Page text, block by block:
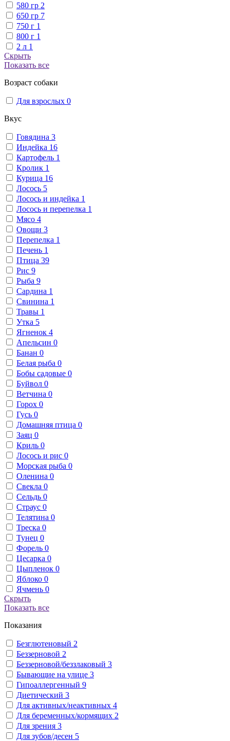
580 гр 2
650 гр 7
750 г 1
800 г 1
2 л 1
Скрыть
Показать все
Возраст собаки
Для взрослых 0
Вкус
Говядина 3
Индейка 16
Картофель 1
Кролик 1
Курица 16
Лосось 5
Лосось и индейка 1
Лосось и перепелка 1
Мясо 4
Овощи 3
Перепелка 1
Печень 1
Птица 39
Рис 9
Рыба 9
Сардина 1
Свинина 1
Травы 1
Утка 5
Ягненок 4
Апельсин 0
Банан 0
Белая рыба 0
Бобы садовые 0
Буйвол 0
Ветчина 0
Горох 0
Гусь 0
Домашняя птица 0
Заяц 0
Криль 0
Лосось и рис 0
Морская рыба 0
Оленина 0
Свекла 0
Сельдь 0
Страус 0
Телятина 0
Треска 0
Тунец 0
Форель 0
Цесарка 0
Цыпленок 0
Яблоко 0
Ячмень 0
Скрыть
Показать все
Показания
Безглютеновый 2
Беззерновой 2
Беззерновой/беззлаковый 3
Бывающие на улице 3
Гипоаллергенный 9
Диетический 3
Для активных/неактивных 4
Для беременных/кормящих 2
Для зрения 3
Для зубов/десен 5